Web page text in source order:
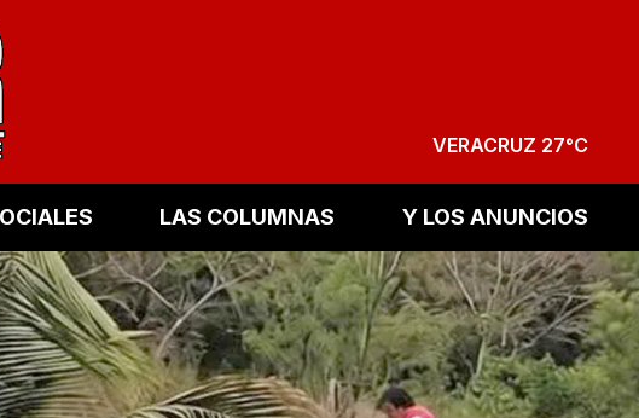
VERACRUZ 27°C
LAS COLUMNAS Y LOS ANUNCIOS